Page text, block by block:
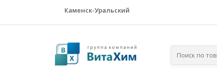
Каменск-Уральский